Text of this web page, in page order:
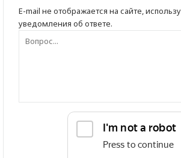
E-mail не отображается на сайте,
уведомления об ответе.